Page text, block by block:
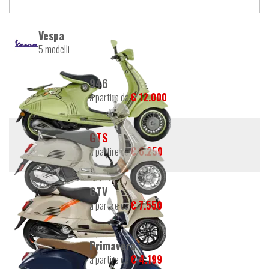
Vespa
5 modelli
946
a partire da€ 12.000
GTS
a partire da€ 6.250
GTV
a partire da€ 7.550
Primavera
a partire da€ 4.199